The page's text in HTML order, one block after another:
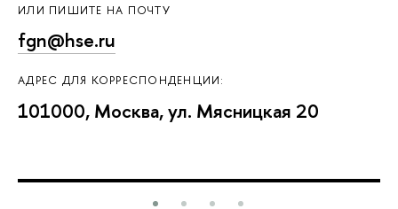
ИЛИ ПИШИТЕ НА ПОЧТУ
fgn@hse.ru
АДРЕС ДЛЯ КОРРЕСПОНДЕНЦИИ:
101000, Москва, ул. Мясницкая 20